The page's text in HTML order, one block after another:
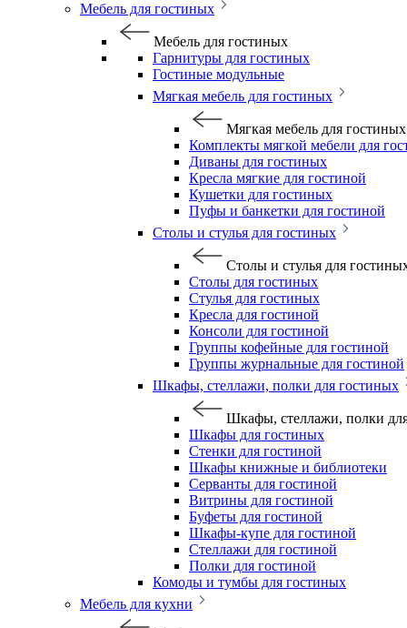
Мебель для гостиных
Мебель для гостиных
Гарнитуры для гостиных
Гостиные модульные
Мягкая мебель для гостиных
Мягкая мебель для гостиных
Комплекты мягкой мебели для
Диваны для гостиных
Кресла мягкие для гостиной
Кушетки для гостиных
Пуфы и банкетки для гостиной
Столы и стулья для гостиных
Столы и стулья для
Столы для гостиных
Стулья для гостиных
Кресла для гостиной
Консоли для гостиной
Группы кофейные для гостиной
Группы журнальные для гостиной
Шкафы, стеллажи, полки для гостиных
Шкафы, стеллажи, полки
Шкафы для гостиных
Стенки для гостиной
Шкафы книжные и библиотеки
Серванты для гостиной
Витрины для гостиной
Буфеты для гостиной
Шкафы-купе для гостиной
Стеллажи для гостиной
Полки для гостиной
Комоды и тумбы для гостиных
Мебель для кухни